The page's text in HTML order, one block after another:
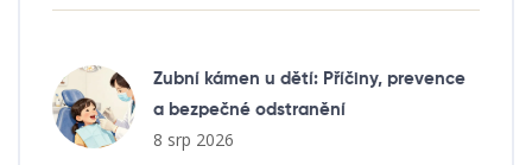
Zubní kámen u dětí: Příčiny, prevence
a bezpečné odstranění
8 srp 2026